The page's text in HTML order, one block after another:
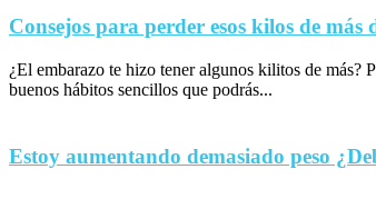
Consejos para perder esos kilos de más
¿El embarazo te hizo tener algunos kilitos de más?
buenos hábitos sencillos que podrás...
Estoy aumentando demasiado peso